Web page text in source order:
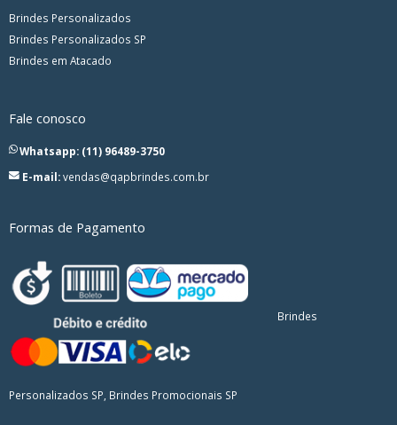
Brindes Personalizados
Brindes Personalizados SP
Brindes em Atacado
Fale conosco
Whatsapp: (11) 96489-3750
E-mail:vendas@qapbrindes.com.br
Formas de Pagamento
Brindes
Personalizados SP, Brindes Promocionais SP